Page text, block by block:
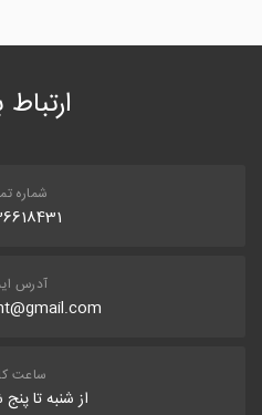
ارتباط
شماره
آدرس
ساعت
از شنبه تا پنج